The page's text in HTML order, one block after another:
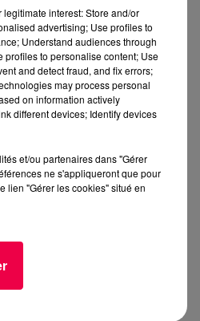
interest: Store and/or
advertising; Use profiles to
Understand audiences through
profiles to personalise content; Use
and detect fraud, and fix errors;
may process personal
on information actively
different devices; Identify devices
et/ou partenaires dans "Gérer
ne s'appliqueront que pour
lien "Gérer les cookies" situé en